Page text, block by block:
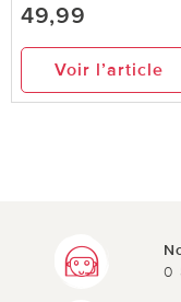
49,99
Voir l’article
0